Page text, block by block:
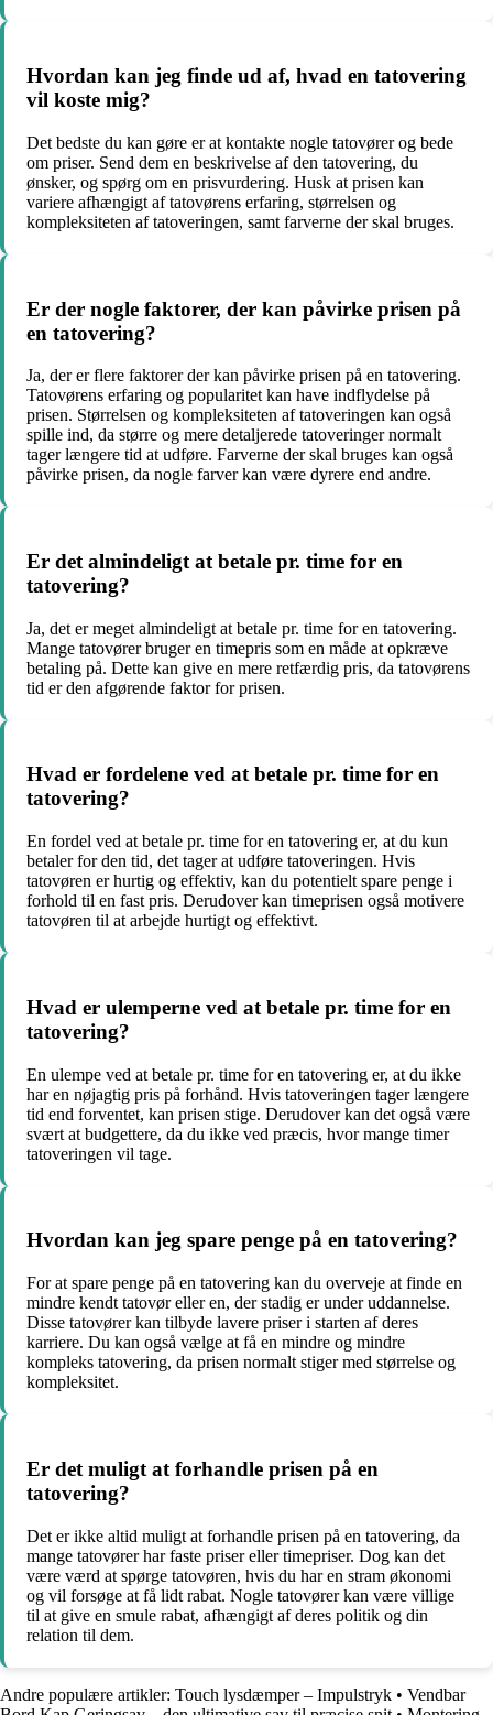
Hvordan kan jeg finde ud af, hvad en tatovering
vil koste mig?
Det bedste du kan gøre er at kontakte nogle tatovører og bede
om priser. Send dem en beskrivelse af den tatovering, du
ønsker, og spørg om en prisvurdering. Husk at prisen kan
variere afhængigt af tatovørens erfaring, størrelsen og
kompleksiteten af tatoveringen, samt farverne der skal bruges.
Er der nogle faktorer, der kan påvirke prisen på
en tatovering?
Ja, der er flere faktorer der kan påvirke prisen på en tatovering.
Tatovørens erfaring og popularitet kan have indflydelse på
prisen. Størrelsen og kompleksiteten af tatoveringen kan også
spille ind, da større og mere detaljerede tatoveringer normalt
tager længere tid at udføre. Farverne der skal bruges kan også
påvirke prisen, da nogle farver kan være dyrere end andre.
Er det almindeligt at betale pr. time for en
tatovering?
Ja, det er meget almindeligt at betale pr. time for en tatovering.
Mange tatovører bruger en timepris som en måde at opkræve
betaling på. Dette kan give en mere retfærdig pris, da tatovørens
tid er den afgørende faktor for prisen.
Hvad er fordelene ved at betale pr. time for en
tatovering?
En fordel ved at betale pr. time for en tatovering er, at du kun
betaler for den tid, det tager at udføre tatoveringen. Hvis
tatovøren er hurtig og effektiv, kan du potentielt spare penge i
forhold til en fast pris. Derudover kan timeprisen også motivere
tatovøren til at arbejde hurtigt og effektivt.
Hvad er ulemperne ved at betale pr. time for en
tatovering?
En ulempe ved at betale pr. time for en tatovering er, at du ikke
har en nøjagtig pris på forhånd. Hvis tatoveringen tager længere
tid end forventet, kan prisen stige. Derudover kan det også være
svært at budgettere, da du ikke ved præcis, hvor mange timer
tatoveringen vil tage.
Hvordan kan jeg spare penge på en tatovering?
For at spare penge på en tatovering kan du overveje at finde en
mindre kendt tatovør eller en, der stadig er under uddannelse.
Disse tatovører kan tilbyde lavere priser i starten af deres
karriere. Du kan også vælge at få en mindre og mindre
kompleks tatovering, da prisen normalt stiger med størrelse og
kompleksitet.
Er det muligt at forhandle prisen på en
tatovering?
Det er ikke altid muligt at forhandle prisen på en tatovering, da
mange tatovører har faste priser eller timepriser. Dog kan det
være værd at spørge tatovøren, hvis du har en stram økonomi
og vil forsøge at få lidt rabat. Nogle tatovører kan være villige
til at give en smule rabat, afhængigt af deres politik og din
relation til dem.
Andre populære artikler: Touch lysdæmper – Impulstryk • Vendbar